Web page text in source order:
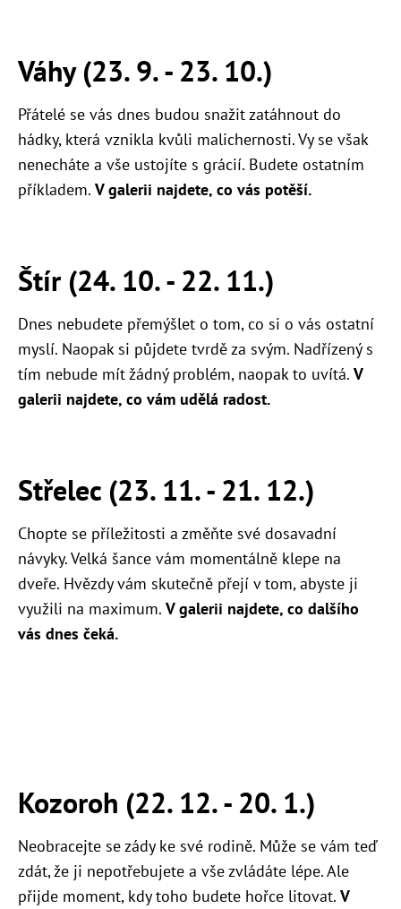
Váhy (23. 9. - 23. 10.)
Přátelé se vás dnes budou snažit zatáhnout do
hádky, která vznikla kvůli malichernosti. Vy se však
nenecháte a vše ustojíte s grácií. Budete ostatním
příkladem. V galerii najdete, co vás potěší.
Štír (24. 10. - 22. 11.)
Dnes nebudete přemýšlet o tom, co si o vás ostatní
myslí. Naopak si půjdete tvrdě za svým. Nadřízený s
tím nebude mít žádný problém, naopak to uvítá. V
galerii najdete, co vám udělá radost.
Střelec (23. 11. - 21. 12.)
Chopte se příležitosti a změňte své dosavadní
návyky. Velká šance vám momentálně klepe na
dveře. Hvězdy vám skutečně přejí v tom, abyste ji
využili na maximum. V galerii najdete, co dalšího
vás dnes čeká.
Kozoroh (22. 12. - 20. 1.)
Neobracejte se zády ke své rodině. Může se vám teď
zdát, že ji nepotřebujete a vše zvládáte lépe. Ale
přijde moment, kdy toho budete hořce litovat. V